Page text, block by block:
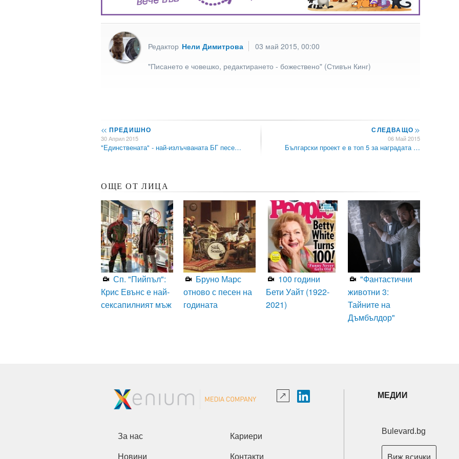
Редактор Нели Димитрова
03 май 2015, 00:00
"Писането е човешко, редактирането - божествено" (Стивън Кинг)
<< ПРЕДИШНО
30 Април 2015
"Единствената" - най-излъчваната БГ песе…
СЛЕДВАЩО>>
06 Май 2015
Български проект е в топ 5 за наградата …
ОЩЕ ОТ ЛИЦА
Сп. "Пийпъл":
Крис Евънс е най-
сексапилният мъж
Бруно Марс
отново с песен на
годината
100 години
Бети Уайт (1922-
2021)
"Фантастични
животни 3:
Тайните на
Дъмбълдор"
За нас Кариери
Новини Контакти
МЕДИИ
Bulevard.bg